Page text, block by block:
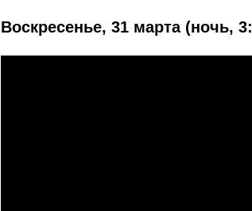
Воскресенье, 31 марта (ночь,